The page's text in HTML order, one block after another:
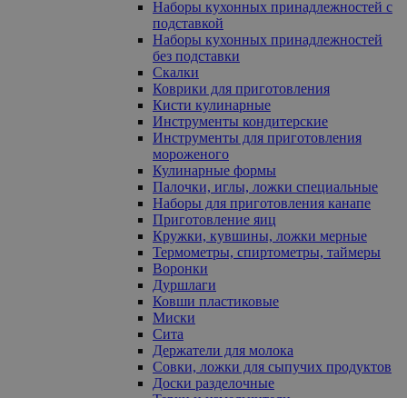
Наборы кухонных принадлежностей с
подставкой
Наборы кухонных принадлежностей
без подставки
Скалки
Коврики для приготовления
Кисти кулинарные
Инструменты кондитерские
Инструменты для приготовления
мороженого
Кулинарные формы
Палочки, иглы, ложки специальные
Наборы для приготовления канапе
Приготовление яиц
Кружки, кувшины, ложки мерные
Термометры, спиртометры, таймеры
Воронки
Дуршлаги
Ковши пластиковые
Миски
Сита
Держатели для молока
Совки, ложки для сыпучих продуктов
Доски разделочные